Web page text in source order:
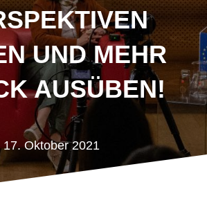
UND MEHR
AUSÜBEN!
17. Oktober 2021